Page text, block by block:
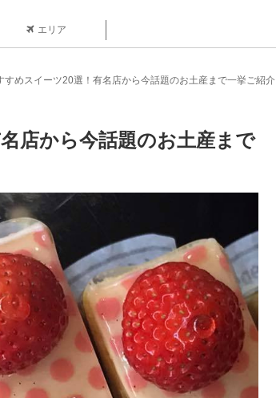
エリア
すめスイーツ20選！有名店から今話題のお土産まで一挙ご紹介
店から今話題のお土産まで